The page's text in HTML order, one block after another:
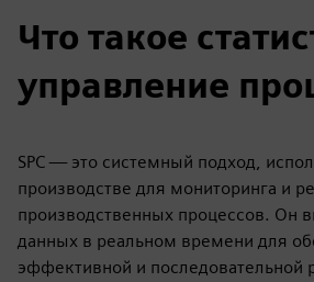
Что такое
управление
SPC — это системный подход,
производстве для мониторинга и
производственных процессов. Он
данных в реальном времени для
эффективной и последовательной